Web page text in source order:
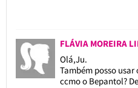
FLÁVIA MOREIRA
Olá,Ju.
Também posso
ccmo o Bepantol?